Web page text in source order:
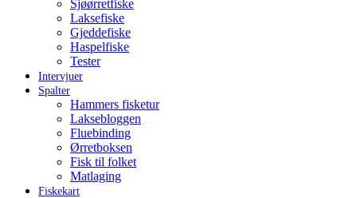
Sjøørretfiske
Laksefiske
Gjeddefiske
Haspelfiske
Tester
Intervjuer
Spalter
Hammers fisketur
Laksebloggen
Fluebinding
Ørretboksen
Fisk til folket
Matlaging
Fiskekart